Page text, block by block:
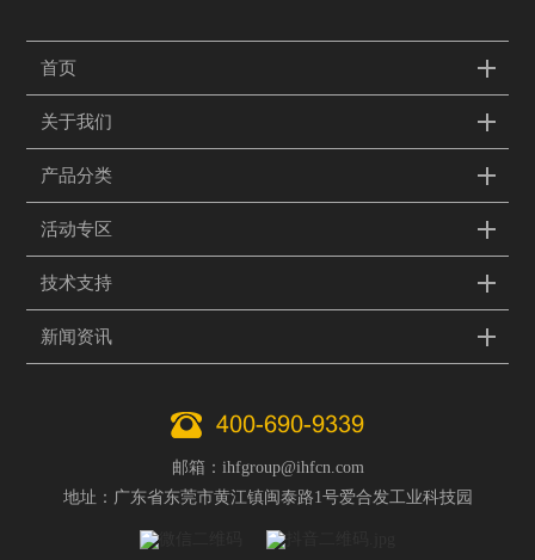
首页
关于我们
产品分类
活动专区
技术支持
新闻资讯
400-690-9339
邮箱：ihfgroup@ihfcn.com
地址：广东省东莞市黄江镇闽泰路1号爱合发工业科技园